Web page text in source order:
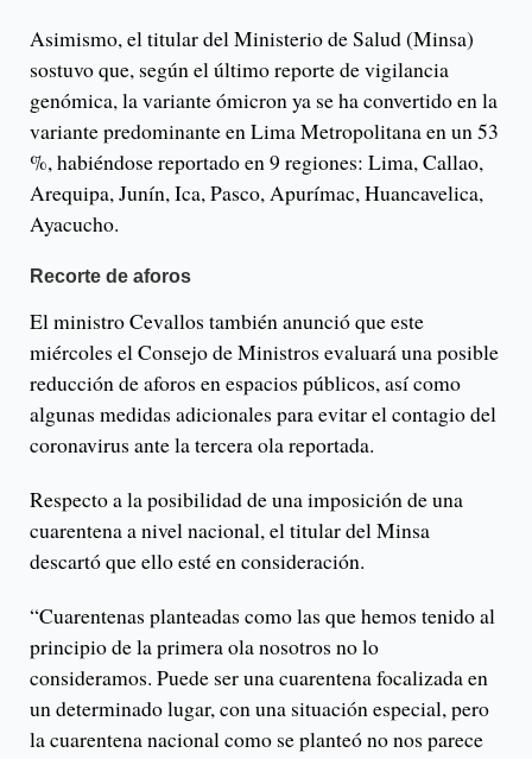
Asimismo, el titular del Ministerio de Salud (Minsa)
sostuvo que, según el último reporte de vigilancia
genómica, la variante ómicron ya se ha convertido en la
variante predominante en Lima Metropolitana en un 53
%, habiéndose reportado en 9 regiones: Lima, Callao,
Arequipa, Junín, Ica, Pasco, Apurímac, Huancavelica,
Ayacucho.
Recorte de aforos
El ministro Cevallos también anunció que este
miércoles el Consejo de Ministros evaluará una posible
reducción de aforos en espacios públicos, así como
algunas medidas adicionales para evitar el contagio del
coronavirus ante la tercera ola reportada.
Respecto a la posibilidad de una imposición de una
cuarentena a nivel nacional, el titular del Minsa
descartó que ello esté en consideración.
“Cuarentenas planteadas como las que hemos tenido al
principio de la primera ola nosotros no lo
consideramos. Puede ser una cuarentena focalizada en
un determinado lugar, con una situación especial, pero
la cuarentena nacional como se planteó no nos parece